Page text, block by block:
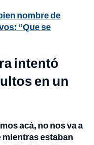
nombre de
“Que se
intentó
en un
acá, no nos va a
mientras estaban